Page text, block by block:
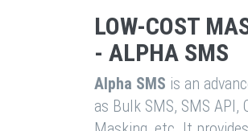
LOW-COST
- ALPHA SMS
Alpha SMS is an
as Bulk SMS, SMS API,